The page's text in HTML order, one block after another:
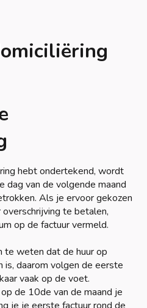
hebt ondertekend, wordt
dag van de volgende maand
Als je ervoor gekozen
te betalen,
op de factuur vermeld.
te weten dat de huur op
is, daarom volgen de eerste
vaak op de voet.
de 10de van de maand je